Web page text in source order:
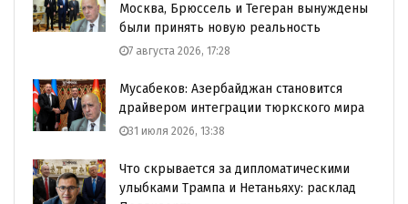
Москва, Брюссель и Тегеран вынуждены
были принять новую реальность
7 августа 2026, 17:28
Мусабеков: Азербайджан становится
драйвером интеграции тюркского мира
31 июля 2026, 13:38
Что скрывается за дипломатическими
улыбками Трампа и Нетаньяху: расклад